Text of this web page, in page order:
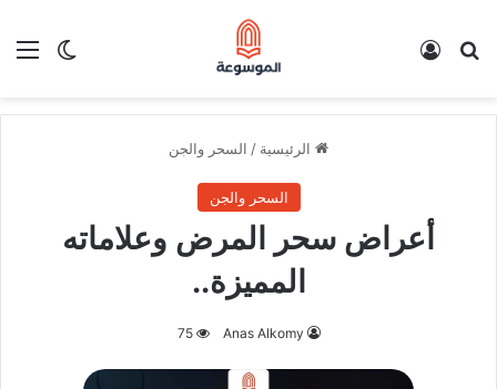
الوضع بحث عن
الرئيسية / السحر والجن
السحر والجن
أعراض سحر المرض وعلاماته
المميزة..
Anas Alkomy
75